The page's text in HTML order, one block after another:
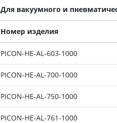
Для вакуумного и
Номер изделия
PICON-HE-AL-603-1000
PICON-HE-AL-700-1000
PICON-HE-AL-750-1000
PICON-HE-AL-761-1000